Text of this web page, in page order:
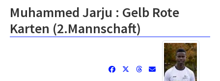
Muhammed Jarju : Gelb Rote
Karten (2.Mannschaft)